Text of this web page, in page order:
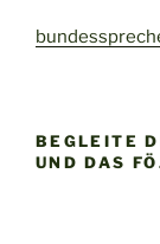
BEGLEITE
UND DAS